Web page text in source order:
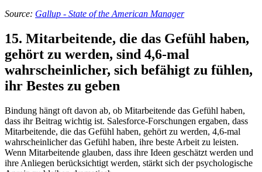
Source: Gallup - State of the American Manager
15. Mitarbeitende, die das Gefühl haben,
gehört zu werden, sind 4,6-mal
wahrscheinlicher, sich befähigt zu fühlen,
ihr Bestes zu geben
Bindung hängt oft davon ab, ob Mitarbeitende das Gefühl haben,
dass ihr Beitrag wichtig ist. Salesforce-Forschungen ergaben, dass
Mitarbeitende, die das Gefühl haben, gehört zu werden, 4,6-mal
wahrscheinlicher das Gefühl haben, ihre beste Arbeit zu leisten.
Wenn Mitarbeitende glauben, dass ihre Ideen geschätzt werden und
ihre Anliegen berücksichtigt werden, stärkt sich der psychologische